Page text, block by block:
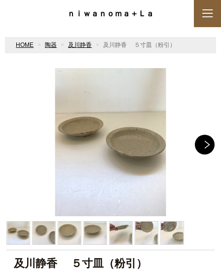
ｎｉｗａｎｏｍａ＋Ｌａ
HOME 陶器 及川静香 及川静香 ５寸皿（粉引）
及川静香 ５寸皿（粉引）